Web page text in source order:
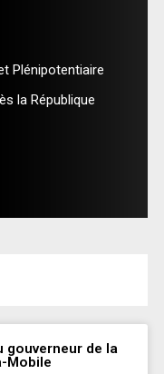
Plénipotentiaire
la République
gouverneur de la
Mobile